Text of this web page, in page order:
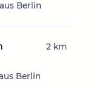
Berlin
Berlin
2 km